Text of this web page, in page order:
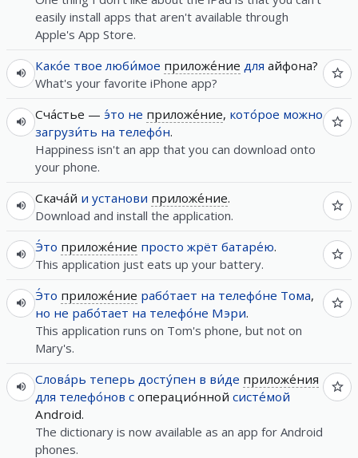
easily install apps that aren't available through
Apple's App Store.
Како́е твое люби́мое приложе́ние для айфона?
What's your favorite iPhone app?
Сча́стье — э́то не приложе́ние, кото́рое можно
загрузи́ть на телефо́н.
Happiness isn't an app that you can download onto
your phone.
Скача́й и установи приложе́ние.
Download and install the application.
Э́то приложе́ние просто жрёт батаре́ю.
This application just eats up your battery.
Э́то приложе́ние рабо́тает на телефо́не Тома,
но не рабо́тает на телефо́не Мэри.
This application runs on Tom's phone, but not on
Mary's.
Слова́рь теперь досту́пен в ви́де приложе́ния
для телефо́нов с операцио́нной систе́мой
Android.
The dictionary is now available as an app for Android
phones.